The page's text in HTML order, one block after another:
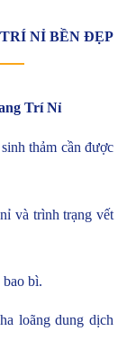
NỈ BỀN ĐẸP
Trí Nỉ
thảm cần được
và trình trạng vết
bì.
loãng dung dịch